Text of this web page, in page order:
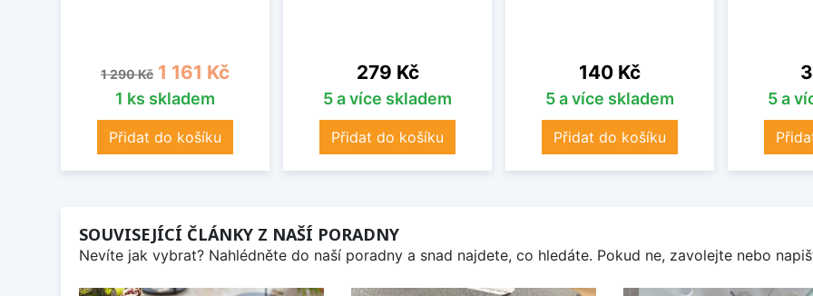
Běžná cena
1 290 Kč Cena
1 161 Kč
1 ks skladem
Přidat do košíku
Cena
279 Kč
5 a více skladem
Přidat do košíku
Cena
140 Kč
5 a více skladem
Přidat do košíku
5 a
SOUVISEJÍCÍ ČLÁNKY Z NAŠÍ PORADNY
Nevíte jak vybrat? Nahlédněte do naší poradny a snad najdete, co hledáte. Pokud ne, zavolejte nebo